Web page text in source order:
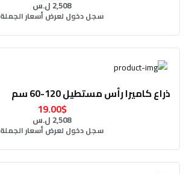
2,508 ل.س
سجل دخول لعرض أسعار الجملة
ذراع كاميرا رأس مستطيل 120-60 سم
19.00$
2,508 ل.س
سجل دخول لعرض أسعار الجملة